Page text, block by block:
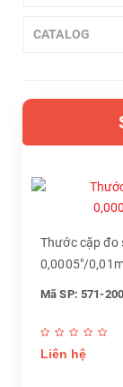
CATALOG
Thước cặp đo
0,0005"/
Mã SP: 571-
Liên hệ